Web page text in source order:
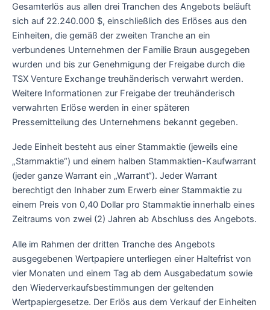
Gesamterlös aus allen drei Tranchen des Angebots beläuft
sich auf 22.240.000 $, einschließlich des Erlöses aus den
Einheiten, die gemäß der zweiten Tranche an ein
verbundenes Unternehmen der Familie Braun ausgegeben
wurden und bis zur Genehmigung der Freigabe durch die
TSX Venture Exchange treuhänderisch verwahrt werden.
Weitere Informationen zur Freigabe der treuhänderisch
verwahrten Erlöse werden in einer späteren
Pressemitteilung des Unternehmens bekannt gegeben.
Jede Einheit besteht aus einer Stammaktie (jeweils eine
„Stammaktie“) und einem halben Stammaktien-Kaufwarrant
(jeder ganze Warrant ein „Warrant“). Jeder Warrant
berechtigt den Inhaber zum Erwerb einer Stammaktie zu
einem Preis von 0,40 Dollar pro Stammaktie innerhalb eines
Zeitraums von zwei (2) Jahren ab Abschluss des Angebots.
Alle im Rahmen der dritten Tranche des Angebots
ausgegebenen Wertpapiere unterliegen einer Haltefrist von
vier Monaten und einem Tag ab dem Ausgabedatum sowie
den Wiederverkaufsbestimmungen der geltenden
Wertpapiergesetze. Der Erlös aus dem Verkauf der Einheiten